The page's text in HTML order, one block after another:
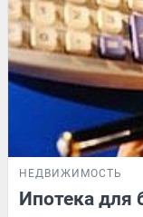
НЕДВИЖИМОСТЬ
Ипотека для